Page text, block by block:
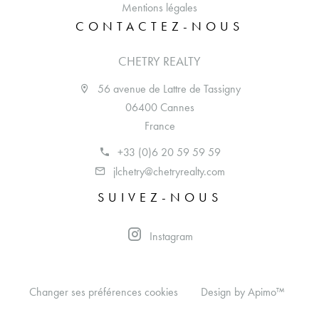
Mentions légales
CONTACTEZ-NOUS
CHETRY REALTY
56 avenue de Lattre de Tassigny
06400 Cannes
France
+33 (0)6 20 59 59 59
jlchetry@chetryrealty.com
SUIVEZ-NOUS
Instagram
Changer ses préférences cookies Design by Apimo™